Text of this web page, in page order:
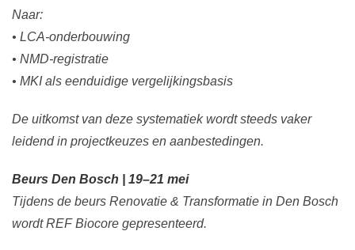
Naar:
• LCA-onderbouwing
• NMD-registratie
• MKI als eenduidige vergelijkingsbasis
De uitkomst van deze systematiek wordt steeds vaker
leidend in projectkeuzes en aanbestedingen.
Beurs Den Bosch | 19–21 mei
Tijdens de beurs Renovatie & Transformatie in Den Bosch
wordt REF Biocore gepresenteerd.